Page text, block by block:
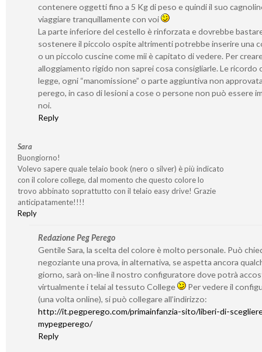
contenere oggetti fino a 5 Kg di peso e quindi il suo
viaggiare tranquillamente con voi
La parte inferiore del cestello è rinforzata e dovrebbe
sostenere il piccolo ospite altrimenti potrebbe inserire una
o un piccolo cuscine come mii è capitato di vedere. Per
alloggiamento rigido non saprei cosa consigliarle. Le ricordo
legge, ogni “manomissione” o parte aggiuntiva non
perego, in caso di lesioni a cose o persone non può essere
noi.
Reply
Sara
Buongiorno!
Volevo sapere quale telaio book (nero o silver) è più indicato
con il colore college, dal momento che questo colore lo
trovo abbinato soprattutto con il telaio easy drive! Grazie
anticipatamente!!!!
Reply
Redazione Peg Perego
Gentile Sara, la scelta del colore è molto personale. Può
negoziante una prova, in alternativa, se aspetta ancora
giorno, sarà on-line il nostro configuratore dove potrà
virtualmente i telai al tessuto College
Per vedere il
(una volta online), si può collegare all’indirizzo:
http://it.pegperego.com/primainfanzia-sito/liberi-di-
mypegperego/
Reply